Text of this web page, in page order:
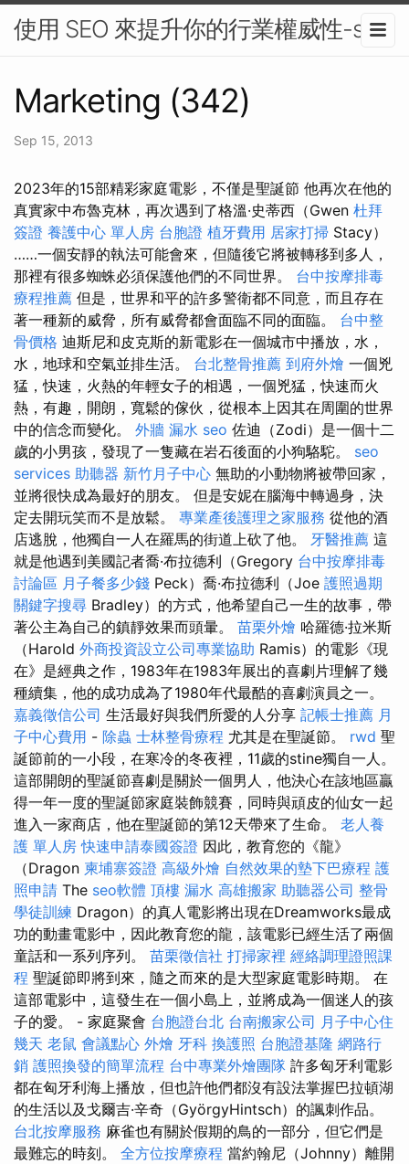
使用 SEO 來提升你的行業權威性-seo
Marketing (342)
Sep 15, 2013
2023年的15部精彩家庭電影，不僅是聖誕節 他再次在他的
真實家中布魯克林，再次遇到了格溫·史蒂西（Gwen 杜拜
簽證 養護中心 單人房 台胞證 植牙費用 居家打掃 Stacy）
……一個安靜的執法可能會來，但隨後它將被轉移到多人，
那裡有很多蜘蛛必須保護他們的不同世界。 台中按摩排毒
療程推薦 但是，世界和平的許多警衛都不同意，而且存在
著一種新的威脅，所有威脅都會面臨不同的面臨。 台中整
骨價格 迪斯尼和皮克斯的新電影在一個城市中播放，水，
水，地球和空氣並排生活。 台北整骨推薦 到府外燴 一個兇
猛，快速，火熱的年輕女子的相遇，一個兇猛，快速而火
熱，有趣，開朗，寬鬆的傢伙，從根本上因其在周圍的世界
中的信念而變化。 外牆 漏水 seo 佐迪（Zodi）是一個十二
歲的小男孩，發現了一隻藏在岩石後面的小狗駱駝。 seo
services 助聽器 新竹月子中心 無助的小動物將被帶回家，
並將很快成為最好的朋友。 但是安妮在腦海中轉過身，決
定去開玩笑而不是放鬆。 專業產後護理之家服務 從他的酒
店逃脫，他獨自一人在羅馬的街道上砍了他。 牙醫推薦 這
就是他遇到美國記者喬·布拉德利（Gregory 台中按摩排毒
討論區 月子餐多少錢 Peck）喬·布拉德利（Joe 護照過期
關鍵字搜尋 Bradley）的方式，他希望自己一生的故事，帶
著公主為自己的鎮靜效果而頭暈。 苗栗外燴 哈羅德·拉米斯
（Harold 外商投資設立公司專業協助 Ramis）的電影《現
在》是經典之作，1983年在1983年展出的喜劇片理解了幾
種續集，他的成功成為了1980年代最酷的喜劇演員之一。
嘉義徵信公司 生活最好與我們所愛的人分享 記帳士推薦 月
子中心費用 - 除蟲 士林整骨療程 尤其是在聖誕節。 rwd 聖
誕節前的一小段，在寒冷的冬夜裡，11歲的stine獨自一人。
這部開朗的聖誕節喜劇是關於一個男人，他決心在該地區贏
得一年一度的聖誕節家庭裝飾競賽，同時與頑皮的仙女一起
進入一家商店，他在聖誕節的第12天帶來了生命。 老人養
護 單人房 快速申請泰國簽證 因此，教育您的《龍》
（Dragon 柬埔寨簽證 高級外燴 自然效果的墊下巴療程 護
照申請 The seo軟體 頂樓 漏水 高雄搬家 助聽器公司 整骨
學徒訓練 Dragon）的真人電影將出現在Dreamworks最成
功的動畫電影中，因此教育您的龍，該電影已經生活了兩個
童話和一系列序列。 苗栗徵信社 打掃家裡 經絡調理證照課
程 聖誕節即將到來，隨之而來的是大型家庭電影時期。 在
這部電影中，這發生在一個小島上，並將成為一個迷人的孩
子的愛。 - 家庭聚會 台胞證台北 台南搬家公司 月子中心住
幾天 老鼠 會議點心 外燴 牙科 換護照 台胞證基隆 網路行
銷 護照換發的簡單流程 台中專業外燴團隊 許多匈牙利電影
都在匈牙利海上播放，但也許他們都沒有設法掌握巴拉頓湖
的生活以及戈爾吉·辛奇（GyörgyHintsch）的諷刺作品。
台北按摩服務 麻雀也有關於假期的鳥的一部分，但它們是
最難忘的時刻。 全方位按摩療程 當約翰尼（Johnny）離開